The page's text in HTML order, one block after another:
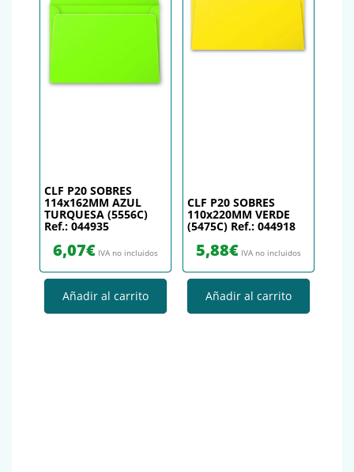
CLF P20 SOBRES
114x162MM AZUL
TURQUESA (5556C)
Ref.: 044935
6,07€ IVA no incluidos
Añadir al carrito
CLF P20 SOBRES
110x220MM VERDE
(5475C) Ref.: 044918
5,88€ IVA no incluidos
Añadir al carrito